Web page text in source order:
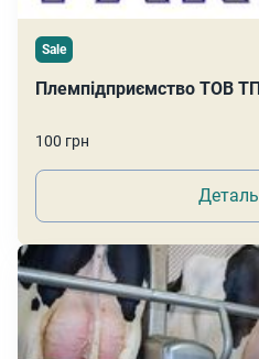
Sale
Племпідприємство ТОВ
100 грн